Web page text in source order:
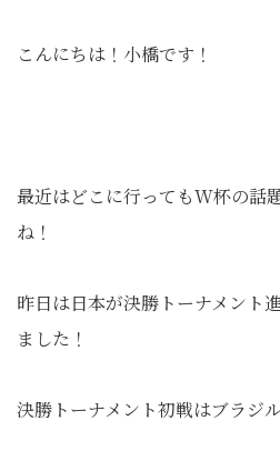
こんにちは！小橋です！
最近はどこに行ってもW杯の話
ね！
昨日は日本が決勝トーナメント
ました！
決勝トーナメント初戦はブラジ